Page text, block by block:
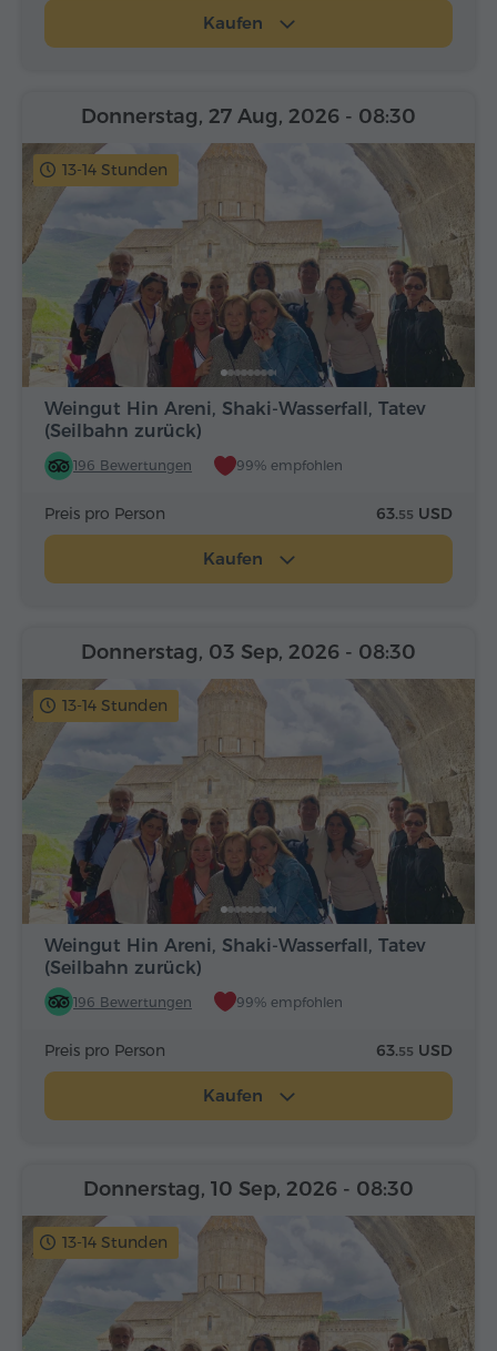
Kaufen
13-14 Stunden
Weingut Hin Areni, Shaki-Wasserfall, Tatev
(Seilbahn zurück)
196 Bewertungen 99% empfohlen
Donnerstag, 27 Aug, 2026 - 08:30
Preis pro Person 63.55 USD
Kaufen
13-14 Stunden
Weingut Hin Areni, Shaki-Wasserfall, Tatev
(Seilbahn zurück)
196 Bewertungen 99% empfohlen
Donnerstag, 03 Sep, 2026 - 08:30
Preis pro Person 63.55 USD
Kaufen
13-14 Stunden
Donnerstag, 10 Sep, 2026 - 08:30